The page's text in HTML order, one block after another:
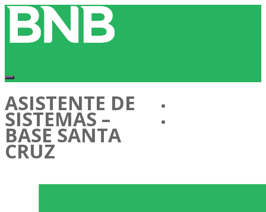
ASISTENTE DE
SISTEMAS –
BASE SANTA
CRUZ